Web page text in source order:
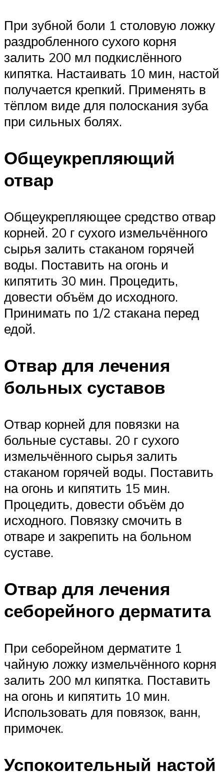
При зубной боли 1 столовую ложку
раздробленного сухого корня
залить 200 мл подкислённого
кипятка. Настаивать 10 мин, настой
получается крепкий. Применять в
тёплом виде для полоскания зуба
при сильных болях.
Общеукрепляющий
отвар
Общеукрепляющее средство отвар
корней. 20 г сухого измельчённого
сырья залить стаканом горячей
воды. Поставить на огонь и
кипятить 30 мин. Процедить,
довести объём до исходного.
Принимать по 1/2 стакана перед
едой.
Отвар для лечения
больных суставов
Отвар корней для повязки на
больные суставы. 20 г сухого
измельчённого сырья залить
стаканом горячей воды. Поставить
на огонь и кипятить 15 мин.
Процедить, довести объём до
исходного. Повязку смочить в
отваре и закрепить на больном
суставе.
Отвар для лечения
себорейного дерматита
При себорейном дерматите 1
чайную ложку измельчённого корня
залить 200 мл кипятка. Поставить
на огонь и кипятить 10 мин.
Использовать для повязок, ванн,
примочек.
Успокоительный настой